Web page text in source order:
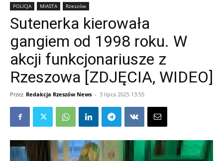
POLICJA
MIASTA Rzeszów
Sutenerka kierowała
gangiem od 1998 roku. W
akcji funkcjonariusze z
Rzeszowa [ZDJĘCIA, WIDEO]
Przez Redakcja Rzeszów News - 3 lipca 2025 13:55